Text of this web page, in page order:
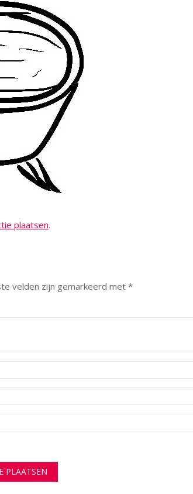
plaatsen.
velden zijn gemarkeerd met*